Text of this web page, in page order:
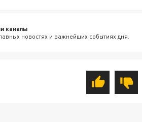
каналы
новостях и важнейших событиях дня.